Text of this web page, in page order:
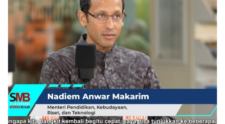
Partner
Insight
NTB
Suara
Time
Lens
IDN
Daily
Jogja
Jalan
Rakyat
Idealita
News
Kita
Notice
Dinamikapost.com
Radar
Baru
Seedbacklink
Follow
Kabarbaru